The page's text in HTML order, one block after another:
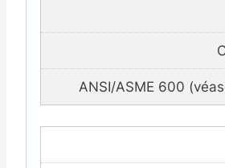
ANSI/ASME 600